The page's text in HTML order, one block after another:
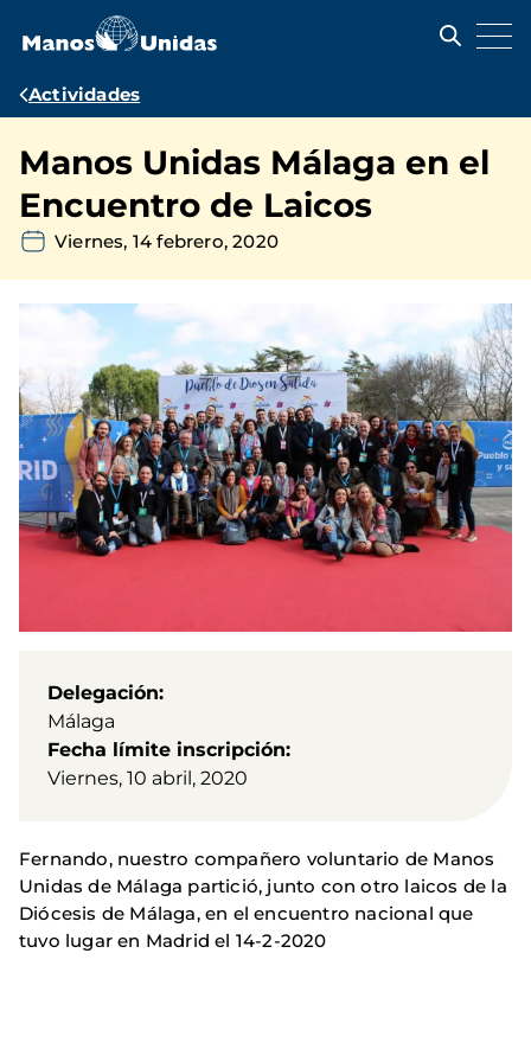
contenido
Ruta
navegación
Actividades
Manos Unidas Málaga en el
Encuentro de Laicos
Viernes, 14 febrero, 2020
Delegación
Málaga
Fecha límite inscripción
Viernes, 10 abril, 2020
Fernando, nuestro compañero voluntario de Manos
Unidas de Málaga partició, junto con otro laicos de la
Diócesis de Málaga, en el encuentro nacional que
tuvo lugar en Madrid el 14-2-2020